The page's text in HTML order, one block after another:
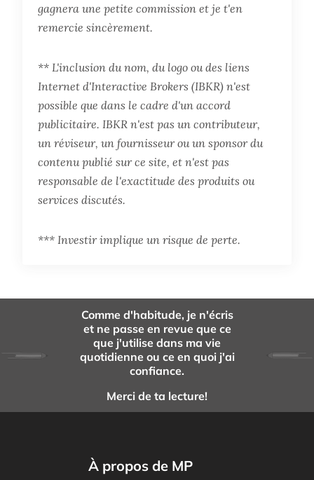
gagnera une petite commission et je t'en
remercie sincèrement.
** L'inclusion du nom, du logo ou des liens
Internet d'Interactive Brokers (IBKR) n'est
possible que dans le cadre d'un accord
publicitaire. IBKR n'est pas un contributeur,
un réviseur, un fournisseur ou un sponsor du
contenu publié sur ce site, et n'est pas
responsable de l'exactitude des produits ou
services discutés.
*** Investir implique un risque de perte.
Comme d'habitude, je n'écris
et ne passe en revue que ce
que j'utilise dans ma vie
quotidienne ou ce en quoi j'ai
confiance.
Merci de ta lecture!
À propos de MP